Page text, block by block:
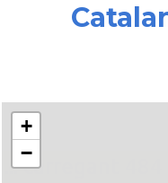
... carregant 484
+
−